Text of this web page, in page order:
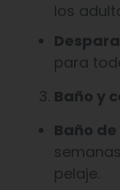
los
para
Baño y
Baño
pelaje.